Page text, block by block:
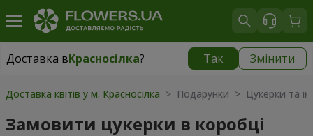
Доставка вКрасносілка? Так Змінити
Доставка вКрасносілка| безкоштовно
Доставка квітів у м. Красносілка > Подарунки > Цукерки та
Замовити цукерки в коробці